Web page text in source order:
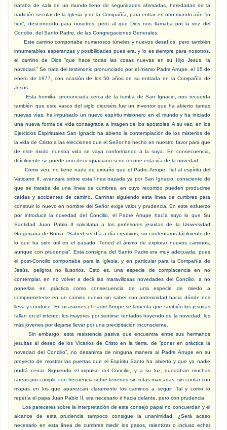
trataba de salir de un mundo lleno de seguridades afirmadas, heredadas de la
tradición secular de la Iglesia y de la Compañía, para entrar en otro mundo aún “in
fieri”, desconocido para nosotros, pero al que Dios nos llamaba por la voz del
Concilio, del Santo Padre, de las Congregaciones Generales.
Este camino comportaba numerosos túneles y nuevos desafíos, pero también
innumerables esperanzas y posibilidades pues era, y lo es siempre para nosotros,
el camino de Dios “que hace todas las cosas nuevas en su Hijo Jesús, la
novedad.” Se trata del testimonio pronunciado por el mismo Padre Arrupe, el 15 de
enero de 1977, con ocasión de los 50 años de su entrada en la Compañía de
Jesús.
Esta homilía, pronunciada cerca de la tumba de San Ignacio, nos recuerda
también que este vasco del siglo dieciséis fue un inventor que ha abierto tantas
nuevas vías, ha impulsado un nuevo espíritu misionero en el mundo y ha iniciado
una nueva forma de vida consagrada a imagen de los apóstoles. A su vez, en los
Ejercicios Espirituales San Ignacio ha abierto la contemplación de los misterios de
la vida de Cristo a las elecciones que el Señor ha hecho en nuestro favor para que
de este modo nuestra vida se vaya conformando a la suya. En consecuencia,
difícilmente se puede uno decir ignaciano si no recorre esta vía de la novedad.
Como ven, no tiene nada de extraño que el Padre Arrupe, fiel al espíritu del
Vaticano II, avanzara sobre esta línea trazada ya por San Ignacio, consciente de
que se trataba de una línea de cumbres, en cuyo recorrido pueden producirse
caídas y accidentes de camino. Caminar siguiendo esta línea de cumbres para
construir lo nuevo en nombre del Señor exige valor y prudencia. En este esfuerzo
por introducir la novedad del Concilio, el Padre Arrupe hacía suyo lo que Su
Santidad Juan Pablo II solicitaba a los profesores jesuitas de la Universidad
Gregoriana de Roma: “Sabed ser día a día creativos, sin contentaros fácilmente de
lo que ha sido útil en el pasado. Tened el ánimo de explorar nuevos caminos,
aunque con prudencia”. Esta consigna del Santo Padre era muy adecuada, pues
el post-Concilio comportaba para la Iglesia, y en particular para la Compañía de
Jesús, peligros no ilusorios. Esto es, una especie de complacencia en no
contemplar, en no volver a decir las maravillosas novedades del Concilio, a no
ponerlas en práctica como consecuencia de una especie de miedo a
comprometerse en un camino nuevo sin saber con anterioridad hacia dónde nos
lleva y conduce. En ocasiones el Padre Arrupe se lamenta que también los jesuitas
fallan en el intento: los mayores por sentirse tentados huyendo de la novedad, los
más jóvenes por dejarse llevar por una precipitación inconsciente.
Sin embargo, esta resistencia pasiva que encuentra entre sus hermanos
jesuitas al deseo de los Vicarios de Cristo en la tierra, de “poner en práctica la
novedad del Concilio”, no desanima de ninguna manera al Padre Arrupe en su
proyecto de mostrar las puertas que el Espíritu Santo ha abierto y que ya nadie
podrá cerrar. Siguiendo el impulso del Concilio, y a su luz, quedaban muchas
tareas por cumplir, con frecuencia sobre terrenos sin rutas marcadas, sin contar con
mapas en los que aparezcan claramente los caminos a seguir. Tal y como lo
repetía el papa Juan Pablo II, era necesario ir hacia delante, pero con prudencia.
Los pareceres sobre la interpretación de este consejo papal no concuerdan y el
alcance de esta prudencia tampoco consigue la unanimidad. ¿Será acaso
necesario en esta línea de cumbres medir los pasos, ralentizar o incluso echar